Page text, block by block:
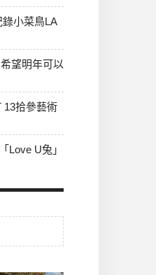
小菜鳥LA
望明年可以
13拾參藝術
Love U兔」